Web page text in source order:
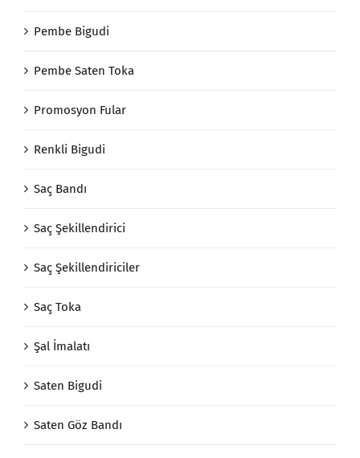
Pembe Bigudi
Pembe Saten Toka
Promosyon Fular
Renkli Bigudi
Saç Bandı
Saç Şekillendirici
Saç Şekillendiriciler
Saç Toka
Şal İmalatı
Saten Bigudi
Saten Göz Bandı